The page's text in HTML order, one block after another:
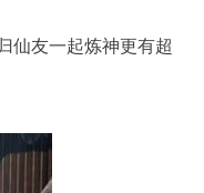
仙友一起炼神更有超